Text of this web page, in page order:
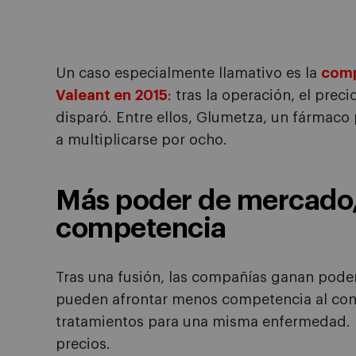
Un caso especialmente llamativo es la
Valeant en 2015: tras la operación, el
disparó. Entre ellos, Glumetza, un
a multiplicarse por ocho.
Más poder de
competencia
Tras una fusión, las compañías ganan
pueden afrontar menos competencia al
tratamientos para una misma
precios.